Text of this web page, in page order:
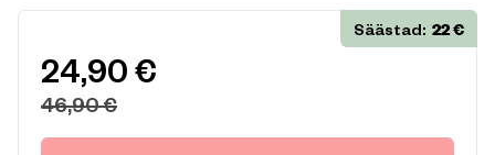
24,90€
46,90€
Säästad: 22€